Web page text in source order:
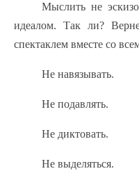
Мыслить не
идеалом. Так ли?
спектаклем вместе со
Не навязывать.
Не подавлять.
Не диктовать.
Не выделяться.